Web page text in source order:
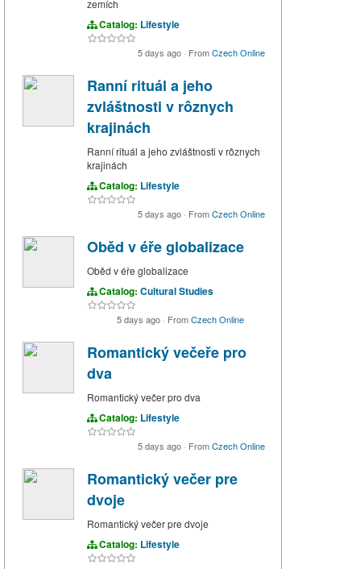
zemích
Catalog: Lifestyle
5 days ago · FromCzech Online
Ranní rituál a jeho
zvláštnosti v rôznych
krajinách
Ranní rituál a jeho zvláštnosti v rôznych
krajinách
Catalog: Lifestyle
5 days ago · FromCzech Online
Oběd v éře globalizace
Oběd v éře globalizace
Catalog: Cultural Studies
5 days ago · FromCzech Online
Romantický večeře pro
dva
Romantický večer pro dva
Catalog: Lifestyle
5 days ago · FromCzech Online
Romantický večer pre
dvoje
Romantický večer pre dvoje
Catalog: Lifestyle